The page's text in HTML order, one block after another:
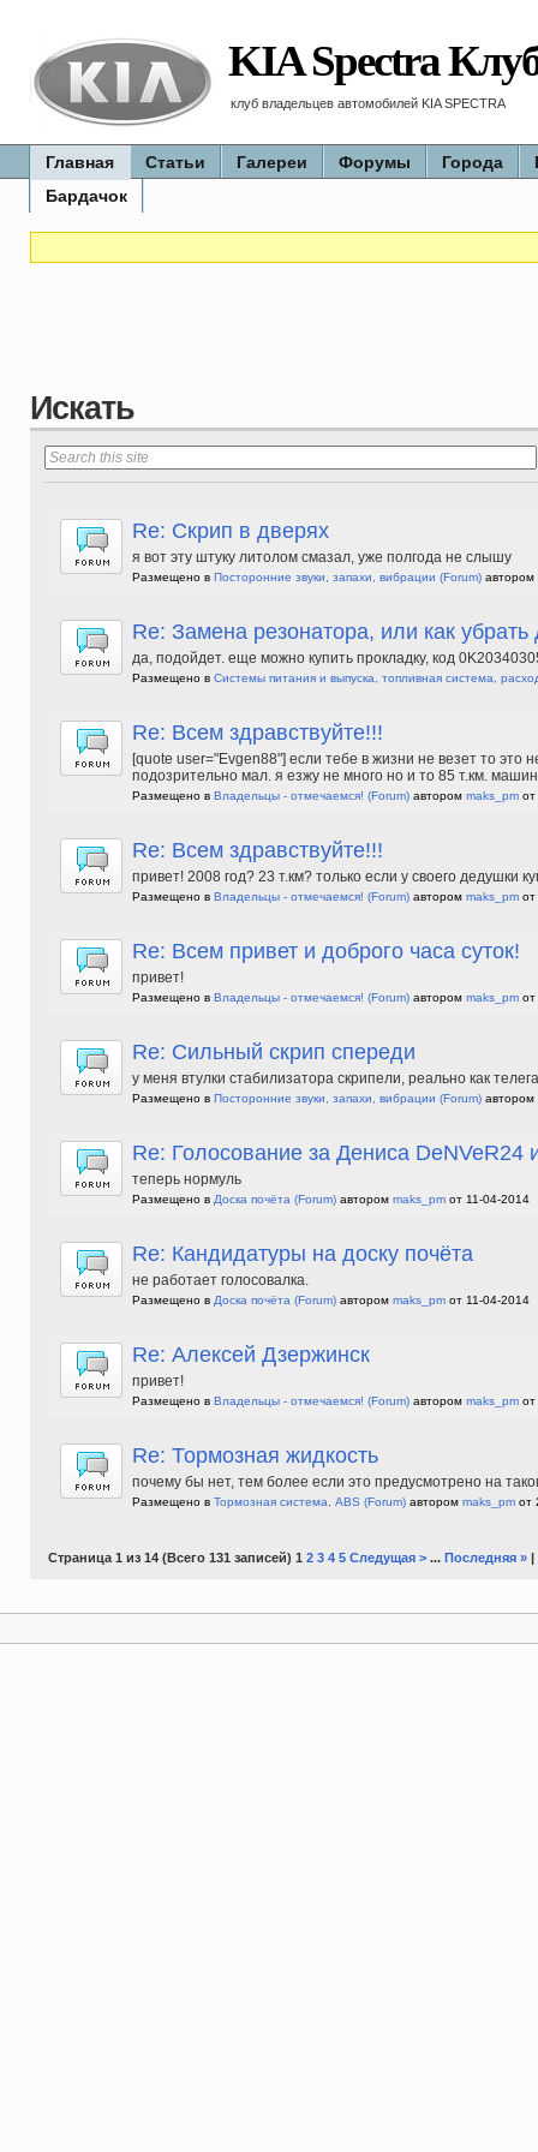
KIA Spectra
клуб владельцев автомобилей KIA SPECTRA
Главная Статьи Галереи Форумы Города
Бардачок
Искать
Re: Скрип в дверях
я вот эту штуку литолом смазал, уже полгода не слышу
Размещено в Посторонние звуки, запахи, вибрации (Forum)автором
Re: Замена резонатора, или как
да, подойдет. еще можно купить прокладку, код
Размещено в Системы питания и выпуска, топливная система,
Re: Всем здравствуйте!!!
[quote user="Evgen88"] если тебе в жизни не везет то это
подозрительно мал. я езжу не много но и то 85 т.км.
Размещено в Владельцы - отмечаемся! (Forum)автором maks_pmот
Re: Всем здравствуйте!!!
привет! 2008 год? 23 т.км? только если у своего дедушки
Размещено в Владельцы - отмечаемся! (Forum)автором maks_pmот
Re: Всем привет и доброго часа суток!
привет!
Размещено в Владельцы - отмечаемся! (Forum)автором maks_pmот
Re: Сильный скрип спереди
у меня втулки стабилизатора скрипели, реально как
Размещено в Посторонние звуки, запахи, вибрации (Forum)автором
Re: Голосование за Дениса
теперь нормуль
Размещено в Доска почёта (Forum)автором maks_pmот 11-04-2014
Re: Кандидатуры на доску почёта
не работает голосовалка.
Размещено в Доска почёта (Forum)автором maks_pmот 11-04-2014
Re: Алексей Дзержинск
привет!
Размещено в Владельцы - отмечаемся! (Forum)автором maks_pmот
Re: Тормозная жидкость
почему бы нет, тем более если это предусмотрено на
Размещено в Тормозная система, ABS (Forum)автором maks_pmот
Страница 1 из 14 (Всего 131 записей) 1 2 3 4 5 Следущая >... Последняя »|